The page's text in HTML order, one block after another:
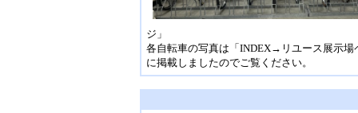
ジ」
各自転車の写真は「INDEX→リユース展示場
に掲載しましたのでご覧ください。